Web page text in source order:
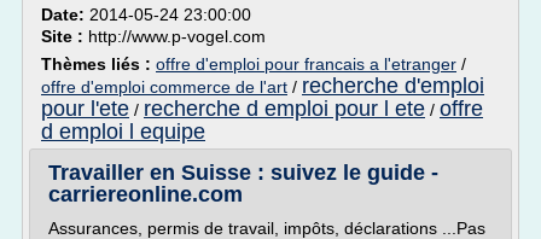
Date: 2014-05-24 23:00:00
Site : http://www.p-vogel.com
Thèmes liés : offre d'emploi pour francais a l'etranger /
offre d'emploi commerce de l'art / recherche d'emploi
pour l'ete / recherche d emploi pour l ete / offre
d emploi l equipe
Travailler en Suisse : suivez le guide -
carriereonline.com
Assurances, permis de travail, impôts, déclarations ...Pas